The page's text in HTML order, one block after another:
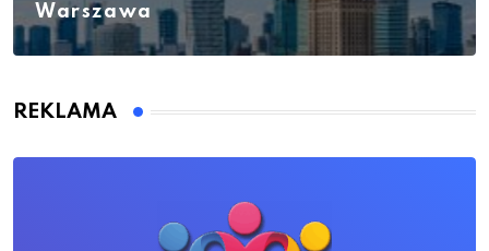
Warszawa
REKLAMA